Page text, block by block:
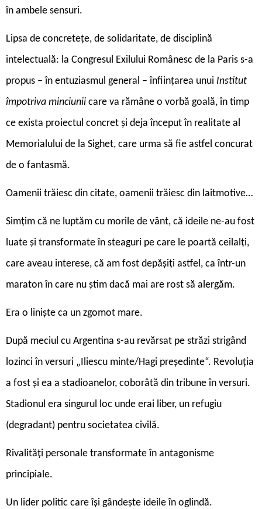
în ambele sensuri.
Lipsa de concretețe, de solidaritate, de disciplină
intelectuală: la Congresul Exilului Românesc de la Paris s-a
propus – în entuziasmul general – înființarea unui Institut
împotriva minciunii care va rămâne o vorbă goală, în timp
ce exista proiectul concret și deja început în realitate al
Memorialului de la Sighet, care urma să fie astfel concurat
de o fantasmă.
Oamenii trăiesc din citate, oamenii trăiesc din laitmotive…
Simțim că ne luptăm cu morile de vânt, că ideile ne-au fost
luate și transformate în steaguri pe care le poartă ceilalți,
care aveau interese, că am fost depășiți astfel, ca într-un
maraton în care nu știm dacă mai are rost să alergăm.
Era o liniște ca un zgomot mare.
După meciul cu Argentina s-au revărsat pe străzi strigând
lozinci în versuri „Iliescu minte/Hagi președinte“. Revoluția
a fost și ea a stadioanelor, coborâtă din tribune în versuri.
Stadionul era singurul loc unde erai liber, un refugiu
(degradant) pentru societatea civilă.
Rivalități personale transformate în antagonisme
principiale.
Un lider politic care își gândește ideile în oglindă.